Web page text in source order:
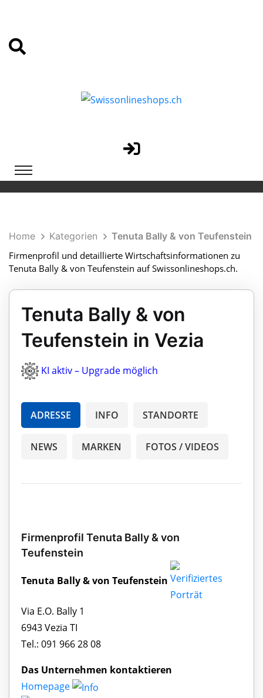
Home Kategorien
Tenuta Bally & von Teufenstein
Firmenprofil und detaillierte Wirtschaftsinformationen zu
Tenuta Bally & von Teufenstein auf Swissonlineshops.ch.
Tenuta Bally & von
Teufenstein in Vezia
KI aktiv – Upgrade möglich
ADRESSE INFO STANDORTE
NEWS MARKEN FOTOS / VIDEOS
Firmenprofil Tenuta Bally & von
Teufenstein
Tenuta Bally & von Teufenstein
Via E.O. Bally 1
6943 Vezia TI
Tel.: 091 966 28 08
Das Unternehmen kontaktieren
Homepage